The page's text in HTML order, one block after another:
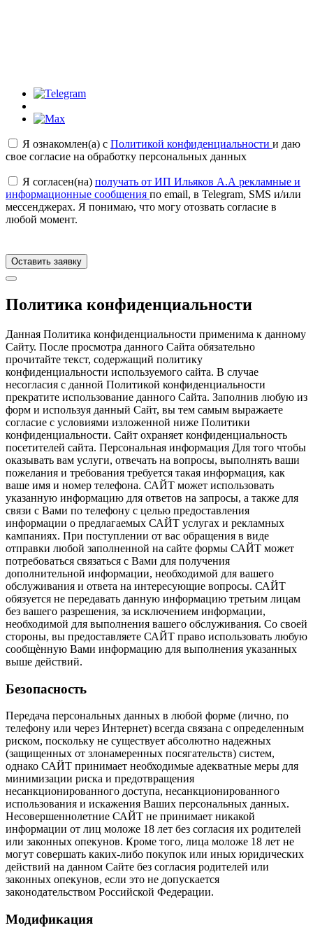
Я ознакомлен(а) с Политикой конфиденциальности и даю
свое согласие на обработку персональных данных
Я согласен(на) получать от ИП Ильяков А.А рекламные и
информационные сообщения по email, в Telegram, SMS и/или
мессенджерах. Я понимаю, что могу отозвать согласие в
любой момент.
Оставить заявку
Политика конфиденциальности
Данная Политика конфиденциальности применима к данному
Сайту. После просмотра данного Сайта обязательно
прочитайте текст, содержащий политику
конфиденциальности используемого сайта. В случае
несогласия с данной Политикой конфиденциальности
прекратите использование данного Сайта. Заполнив любую из
форм и используя данный Сайт, вы тем самым выражаете
согласие с условиями изложенной ниже Политики
конфиденциальности. Сайт охраняет конфиденциальность
посетителей сайта. Персональная информация Для того чтобы
оказывать вам услуги, отвечать на вопросы, выполнять ваши
пожелания и требования требуется такая информация, как
ваше имя и номер телефона. САЙТ может использовать
указанную информацию для ответов на запросы, а также для
связи с Вами по телефону с целью предоставления
информации о предлагаемых САЙТ услугах и рекламных
кампаниях. При поступлении от вас обращения в виде
отправки любой заполненной на сайте формы САЙТ может
потребоваться связаться с Вами для получения
дополнительной информации, необходимой для вашего
обслуживания и ответа на интересующие вопросы. САЙТ
обязуется не передавать данную информацию третьим лицам
без вашего разрешения, за исключением информации,
необходимой для выполнения вашего обслуживания. Со своей
стороны, вы предоставляете САЙТ право использовать любую
сообщѐнную Вами информацию для выполнения указанных
выше действий.
Безопасность
Передача персональных данных в любой форме (лично, по
телефону или через Интернет) всегда связана с определенным
риском, поскольку не существует абсолютно надежных
(защищенных от злонамеренных посягательств) систем,
однако САЙТ принимает необходимые адекватные меры для
минимизации риска и предотвращения
несанкционированного доступа, несанкционированного
использования и искажения Ваших персональных данных.
Несовершеннолетние САЙТ не принимает никакой
информации от лиц моложе 18 лет без согласия их родителей
или законных опекунов. Кроме того, лица моложе 18 лет не
могут совершать каких-либо покупок или иных юридических
действий на данном Сайте без согласия родителей или
законных опекунов, если это не допускается
законодательством Российской Федерации.
Модификация